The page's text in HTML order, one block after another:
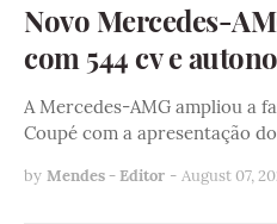
Novo Mercedes-
com 544 cv e
A Mercedes-AMG ampliou a
Coupé com a apresentação
by Mendes - Editor - August 07,